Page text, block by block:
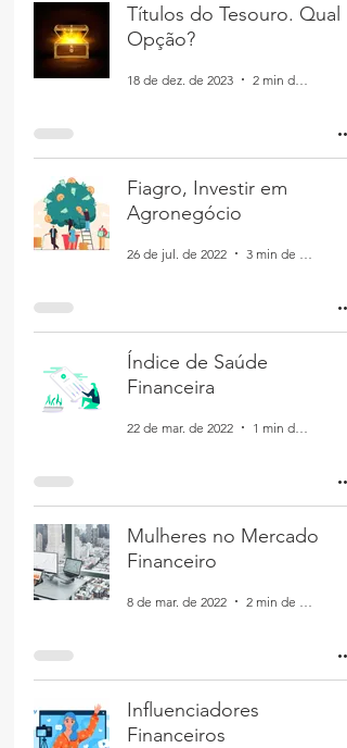
Títulos do Tesouro. Qual
Opção?
18 de dez. de 2023
Fiagro, Investir em
Agronegócio
26 de jul. de 2022
Índice de Saúde
Financeira
22 de mar. de 2022
Mulheres no Mercado
Financeiro
8 de mar. de 2022
Influenciadores
Financeiros